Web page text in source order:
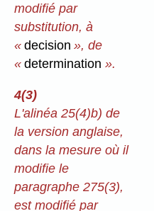
modifié par
substitution, à
«decision », de
«determination».
4(3)
L'alinéa 25(4)b) de
la version anglaise,
dans la mesure où il
modifie le
paragraphe 275(3),
est modifié par